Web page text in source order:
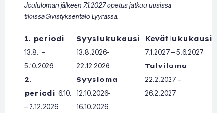
Joululoman jälkeen 7.1.2027 opetus jatkuu uusissa
tiloissa Sivistyksentalo Lyyrassa.
1. periodi
13.8. –
5.10.2026
2.
periodi 6.10.
– 2.12.2026
Syyslukukausi
13.8.2026-
22.12.2026
Syysloma
12.10.2026-
16.10.2026
Kevätlukukausi
7.1.2027 – 5.6.2027
Talviloma
22.2.2027 –
26.2.2027